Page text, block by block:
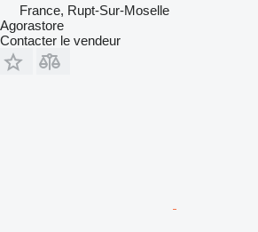
France, Rupt-Sur-Moselle
Agorastore
Contacter le vendeur